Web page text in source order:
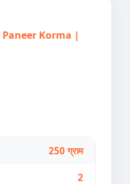
Paneer Korma |
250 ग्राम
2